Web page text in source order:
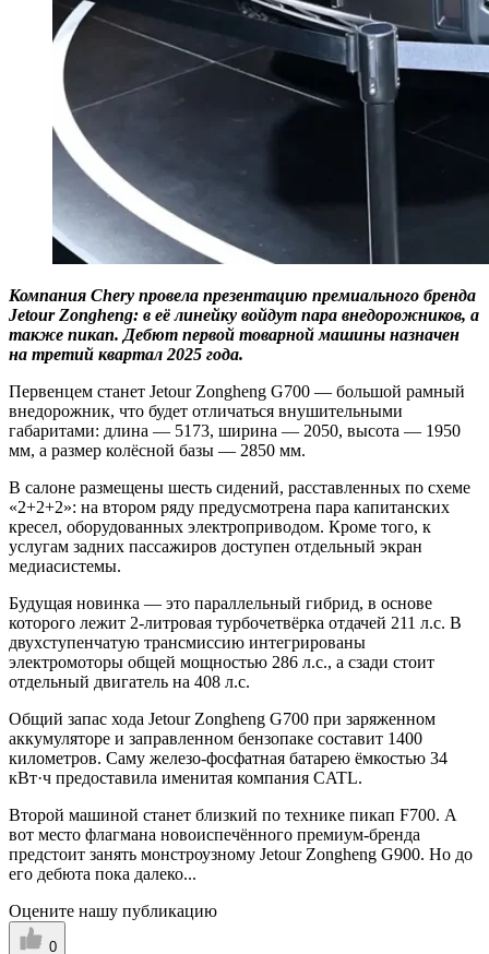
Компания Chery провела презентацию премиального бренда
Jetour Zongheng: в её линейку войдут пара внедорожников, а
также пикап. Дебют первой товарной машины назначен
на третий квартал 2025 года.
Первенцем станет Jetour Zongheng G700 — большой рамный
внедорожник, что будет отличаться внушительными
габаритами: длина — 5173, ширина — 2050, высота — 1950
мм, а размер колёсной базы — 2850 мм.
В салоне размещены шесть сидений, расставленных по схеме
«2+2+2»: на втором ряду предусмотрена пара капитанских
кресел, оборудованных электроприводом. Кроме того, к
услугам задних пассажиров доступен отдельный экран
медиасистемы.
Будущая новинка — это параллельный гибрид, в основе
которого лежит 2-литровая турбочетвёрка отдачей 211 л.с. В
двухступенчатую трансмиссию интегрированы
электромоторы общей мощностью 286 л.с., а сзади стоит
отдельный двигатель на 408 л.с.
Общий запас хода Jetour Zongheng G700 при заряженном
аккумуляторе и заправленном бензопаке составит 1400
километров. Саму железо-фосфатная батарею ёмкостью 34
кВт·ч предоставила именитая компания CATL.
Второй машиной станет близкий по технике пикап F700. А
вот место флагмана новоиспечённого премиум-бренда
предстоит занять монстроузному Jetour Zongheng G900. Но до
его дебюта пока далеко...
Оцените нашу публикацию
0